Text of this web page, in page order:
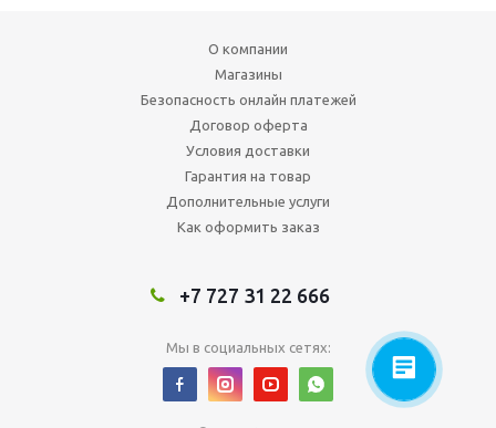
О компании
Магазины
Безопасность онлайн платежей
Договор оферта
Условия доставки
Гарантия на товар
Дополнительные услуги
Как оформить заказ
+7 727 31 22 666
Мы в социальных сетях: